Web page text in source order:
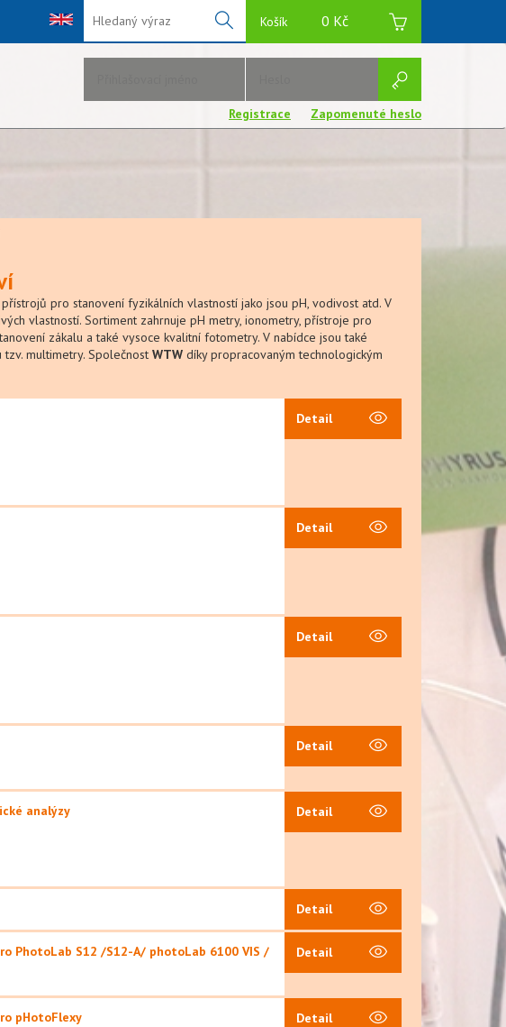
This is hint text for the Foo
field.
Košík 0 Kč
Registrace Zapomenuté heslo
pro stanovení fyzikálních vlastností jako jsou pH, vodivost atd. V
vlastností. Sortiment zahrnuje pH metry, ionometry, přístroje pro
zákalu a také vysoce kvalitní fotometry. V nabídce jsou také
multimetry. Společnost WTWdíky propracovaným technologickým
Detail
Detail
Detail
Detail
analýzy Detail
Detail
PhotoLab S12 /S12-A/ photoLab 6100 VIS /
Detail
pHotoFlexy Detail